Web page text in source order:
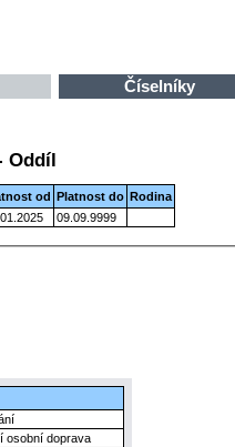
Číselníky
Oddíl
od Platnost do Rodina
09.09.9999
osobní doprava